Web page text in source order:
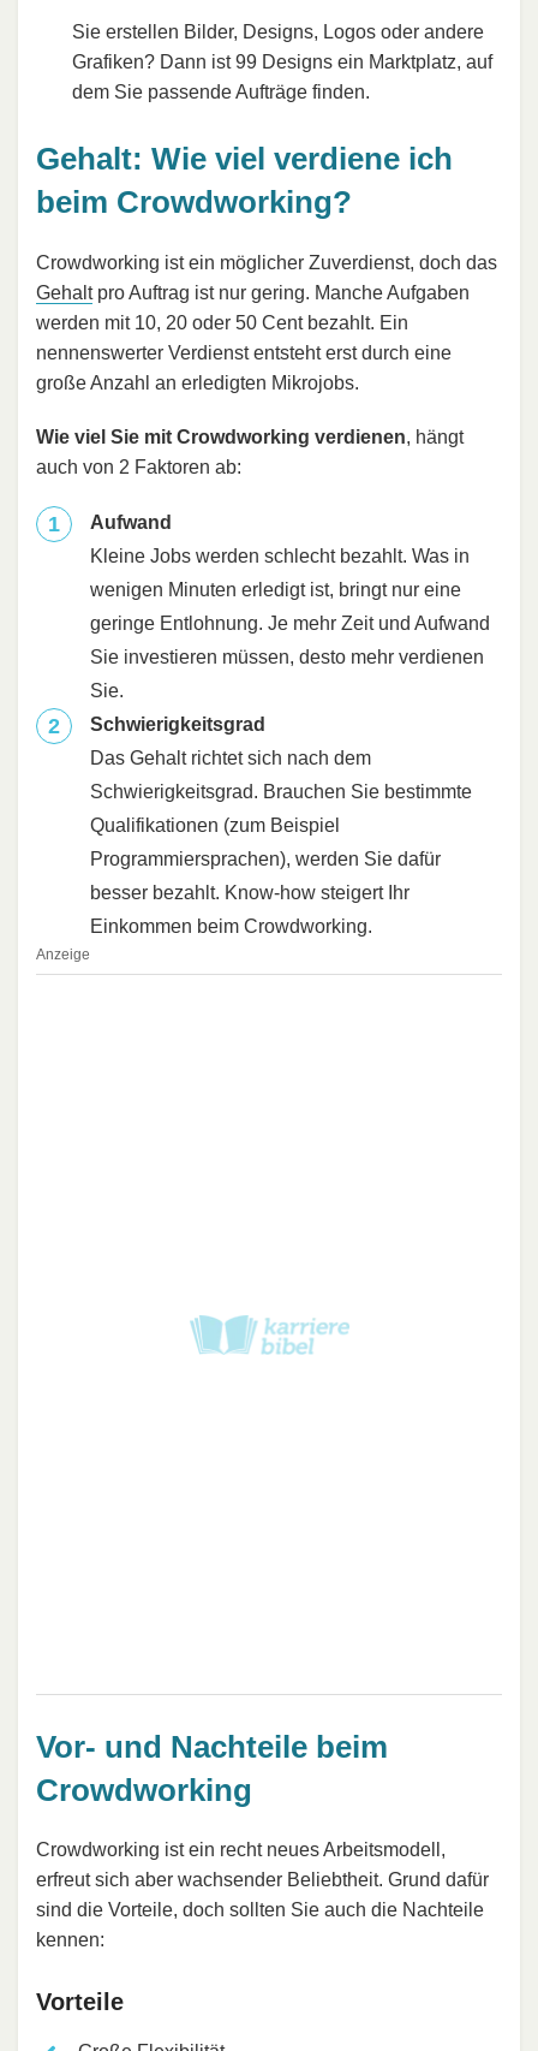
Sie erstellen Bilder, Designs, Logos oder andere
Grafiken? Dann ist 99 Designs ein Marktplatz, auf
dem Sie passende Aufträge finden.
Gehalt: Wie viel verdiene ich
beim Crowdworking?
Crowdworking ist ein möglicher Zuverdienst, doch das
Gehaltpro Auftrag ist nur gering. Manche Aufgaben
werden mit 10, 20 oder 50 Cent bezahlt. Ein
nennenswerter Verdienst entsteht erst durch eine
große Anzahl an erledigten Mikrojobs.
Wie viel Sie mit Crowdworking verdienen, hängt
auch von 2 Faktoren ab:
Aufwand
Kleine Jobs werden schlecht bezahlt. Was in
wenigen Minuten erledigt ist, bringt nur eine
geringe Entlohnung. Je mehr Zeit und Aufwand
Sie investieren müssen, desto mehr verdienen
Sie.
Schwierigkeitsgrad
Das Gehalt richtet sich nach dem
Schwierigkeitsgrad. Brauchen Sie bestimmte
Qualifikationen (zum Beispiel
Programmiersprachen), werden Sie dafür
besser bezahlt. Know-how steigert Ihr
Einkommen beim Crowdworking.
Anzeige
Vor- und Nachteile beim
Crowdworking
Crowdworking ist ein recht neues Arbeitsmodell,
erfreut sich aber wachsender Beliebtheit. Grund dafür
sind die Vorteile, doch sollten Sie auch die Nachteile
kennen:
Vorteile